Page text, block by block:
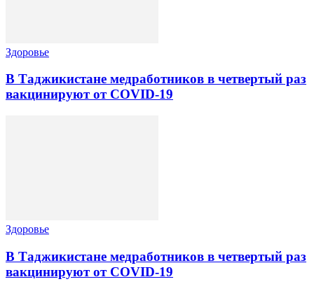
Здоровье
В Таджикистане медработников в четвертый раз
вакцинируют от COVID-19
Здоровье
В Таджикистане медработников в четвертый раз
вакцинируют от COVID-19